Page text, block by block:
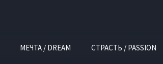
МЕЧТА / DREAM СТРАСТЬ / PASSION